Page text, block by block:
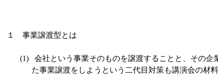
１ 事業譲渡型とは
(1)
会社という事業そのものを譲渡することと、その
た事業譲渡をしようという二代目対策も講演会の材